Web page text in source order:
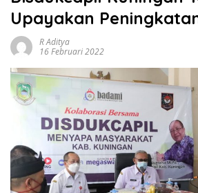
Upayakan
R Aditya
16 Februari 2022